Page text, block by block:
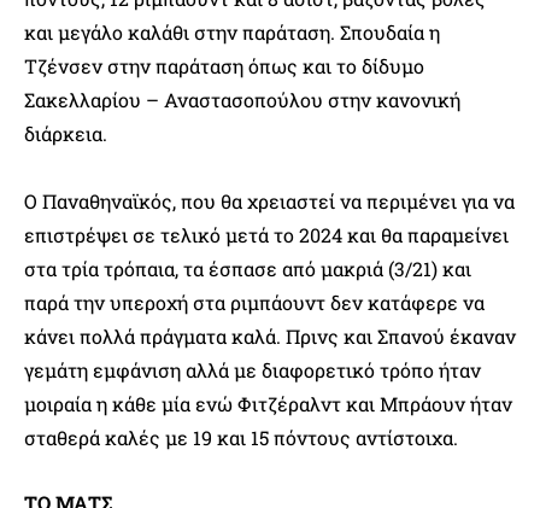
και μεγάλο καλάθι στην παράταση. Σπουδαία η
Τζένσεν στην παράταση όπως και το δίδυμο
Σακελλαρίου – Αναστασοπούλου στην κανονική
διάρκεια.
Ο Παναθηναϊκός, που θα χρειαστεί να περιμένει για να
επιστρέψει σε τελικό μετά το 2024 και θα παραμείνει
στα τρία τρόπαια, τα έσπασε από μακριά (3/21) και
παρά την υπεροχή στα ριμπάουντ δεν κατάφερε να
κάνει πολλά πράγματα καλά. Πρινς και Σπανού έκαναν
γεμάτη εμφάνιση αλλά με διαφορετικό τρόπο ήταν
μοιραία η κάθε μία ενώ Φιτζέραλντ και Μπράουν ήταν
σταθερά καλές με 19 και 15 πόντους αντίστοιχα.
ΤΟ ΜΑΤΣ